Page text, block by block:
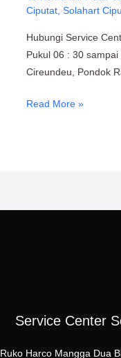
Ciputat ,Solahart
Hubungi Service
Pukul 06 : 30
Cireundeu, Pondok
Read More »
Service Center
Ruko Harco Mangga Dua